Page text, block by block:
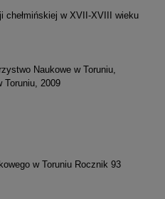
chełmińskiej w XVII-XVIII wieku
Naukowe w Toruniu,
Toruniu, 2009
w Toruniu Rocznik 93